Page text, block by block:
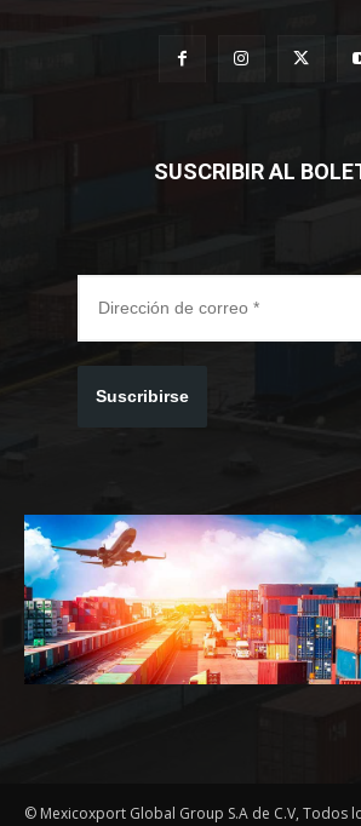
SUSCRIBIR AL
Suscribirse
© Mexicoxport Global Group S.A de C.V, Todos